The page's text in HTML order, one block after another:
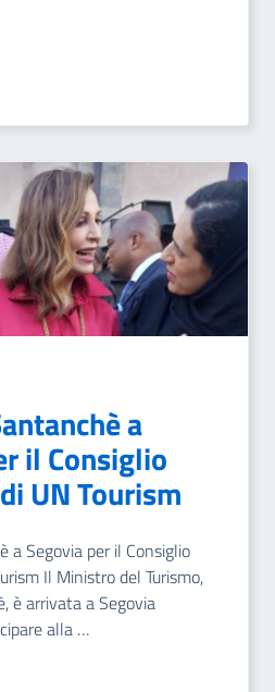
a
il Consiglio
UN Tourism
a Segovia per il Consiglio
Il Ministro del Turismo,
è arrivata a Segovia
alla …